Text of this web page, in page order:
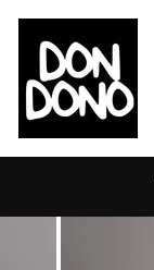
directamente
contenido